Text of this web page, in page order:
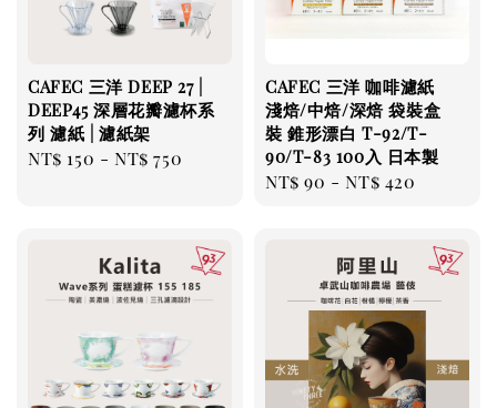
CAFEC 三洋 DEEP 27 |
DEEP45 深層花瓣濾杯系
列 濾紙 | 濾紙架
Regular
NT$ 150 -NT$ 750
CAFEC 三洋 咖啡濾紙
淺焙/中焙/深焙 袋裝盒
裝 錐形漂白 T-92/T-
90/T-83 100入 日本製
Regular
NT$ 90 -NT$ 420